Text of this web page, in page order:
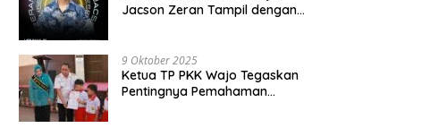
Jacson Zeran Tampil dengan
9 Oktober 2025
Ketua TP PKK Wajo Tegaskan
Pentingnya Pemahaman